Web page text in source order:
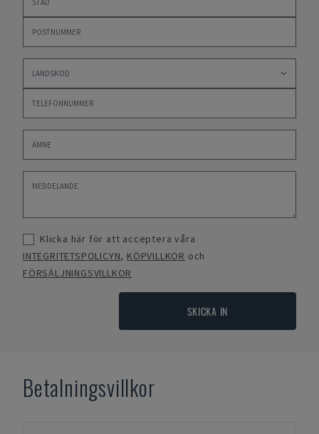
Klicka här för att acceptera våra
INTEGRITETSPOLICYN, KÖPVILLKOR och
FÖRSÄLJNINGSVILLKOR
SKICKA IN
Betalningsvillkor